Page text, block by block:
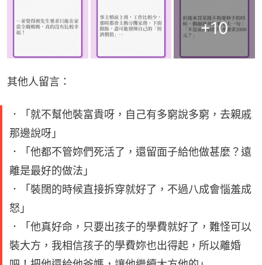
+10
其他人留言：
．「就不幫他裝富貴呀，自己有多窮說多窮，去親戚
那邊說呀」
．「他都不管妳們死活了，還留面子給他做甚麼？遠
離是最好的做法」
．「裝闊的時候直接拆穿就好了，不過八成會惱羞成
怒」
．「他真好命，只要出孩子的學費就好了，難怪可以
裝大方，我相信孩子的學費妳也出得起，所以離婚